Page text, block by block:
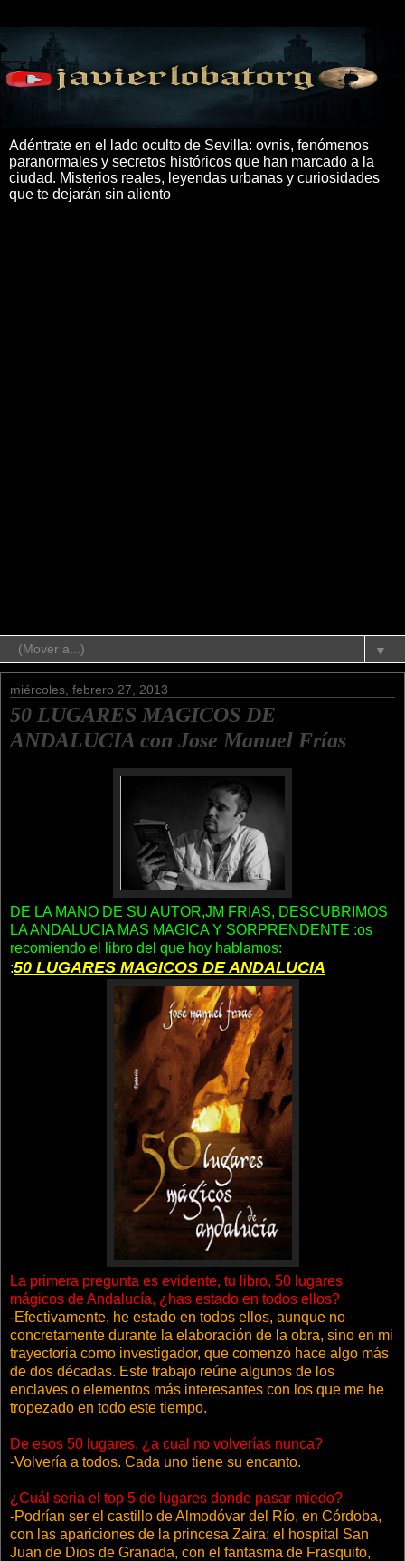
Adéntrate en el lado oculto de Sevilla: ovnis, fenómenos
paranormales y secretos históricos que han marcado a la
ciudad. Misterios reales, leyendas urbanas y curiosidades
que te dejarán sin aliento
▼
miércoles, febrero 27, 2013
50 LUGARES MAGICOS DE
ANDALUCIA con Jose Manuel Frías
DE LA MANO DE SU AUTOR,JM FRIAS, DESCUBRIMOS
LA ANDALUCIA MAS MAGICA Y SORPRENDENTE :os
recomiendo el libro del que hoy hablamos:
:50 LUGARES MAGICOS DE ANDALUCIA
La primera pregunta es evidente, tu libro, 50 lugares
mágicos de Andalucía, ¿has estado en todos ellos?
-Efectivamente, he estado en todos ellos, aunque no
concretamente durante la elaboración de la obra, sino en mi
trayectoria como investigador, que comenzó hace algo más
de dos décadas. Este trabajo reúne algunos de los
enclaves o elementos más interesantes con los que me he
tropezado en todo este tiempo.
De esos 50 lugares, ¿a cual no volverías nunca?
-Volvería a todos. Cada uno tiene su encanto.
¿Cuál seria el top 5 de lugares donde pasar miedo?
-Podrían ser el castillo de Almodóvar del Río, en Córdoba,
con las apariciones de la princesa Zaira; el hospital San
Juan de Dios de Granada, con el fantasma de Frasquito,